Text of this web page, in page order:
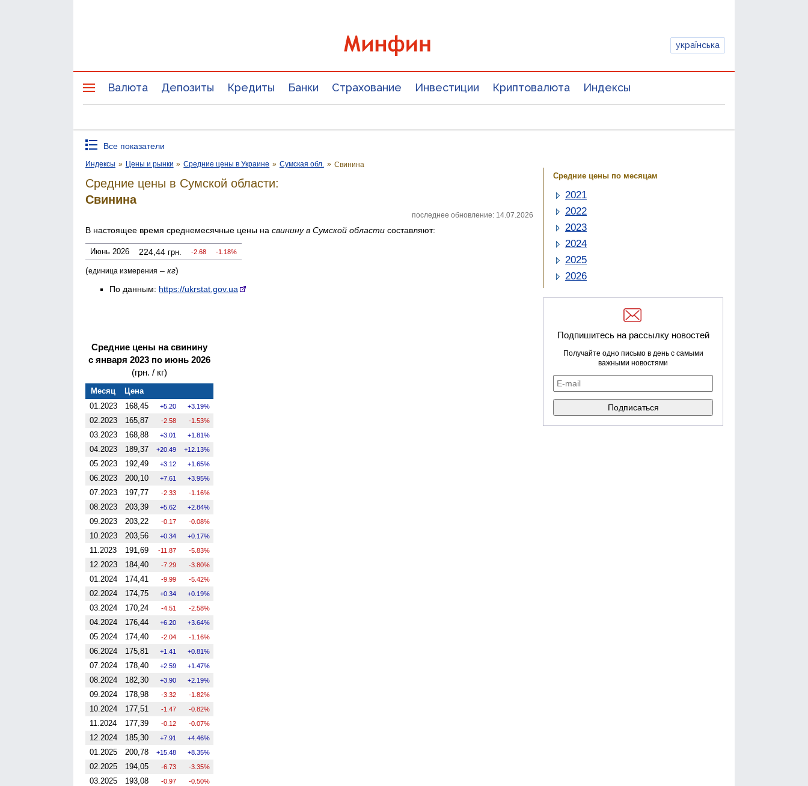
українська
Валюта Депозиты Кредиты Банки Страхование Инвестиции Криптовалюта Индексы
Все показатели
Индексы » Цены и рынки » Средние цены в Украине » Сумская обл. » Свинина
Средние цены в Сумской области:
Свинина
последнее обновление: 14.07.2026
В настоящее время среднемесячные цены на свинину в Сумской области составляют:
Июнь 2026 224,44 грн. -2.68 -1.18%
(единица измерения – кг)
По данным: https://ukrstat.gov.ua
Средние цены на свинину
с января 2023 по июнь 2026
(грн. / кг)
Месяц
Цена
01.2023
168,45 5.20 3.19%
02.2023 165,87 -2.58 -1.53%
03.2023 168,88 3.01 1.81%
04.2023 189,37 20.49 12.13%
05.2023 192,49 3.12 1.65%
06.2023 200,10 7.61 3.95%
07.2023 197,77 -2.33 -1.16%
08.2023 203,39 5.62 2.84%
09.2023 203,22 -0.17 -0.08%
10.2023 203,56 0.34 0.17%
11.2023 191,69 -11.87 -5.83%
12.2023 184,40 -7.29 -3.80%
01.2024 174,41 -9.99 -5.42%
02.2024 174,75 0.34 0.19%
03.2024 170,24 -4.51 -2.58%
04.2024 176,44 6.20 3.64%
05.2024 174,40 -2.04 -1.16%
06.2024 175,81 1.41 0.81%
07.2024 178,40 2.59 1.47%
08.2024 182,30 3.90 2.19%
09.2024 178,98 -3.32 -1.82%
10.2024 177,51 -1.47 -0.82%
11.2024 177,39 -0.12 -0.07%
12.2024 185,30 7.91 4.46%
01.2025 200,78 15.48 8.35%
02.2025 194,05 -6.73 -3.35%
03.2025 193,08 -0.97 -0.50%
Средние цены по месяцам
2021
2022
2023
2024
2025
2026
Подпишитесь на рассылку новостей
Получайте одно письмо в день с самыми
важными новостями